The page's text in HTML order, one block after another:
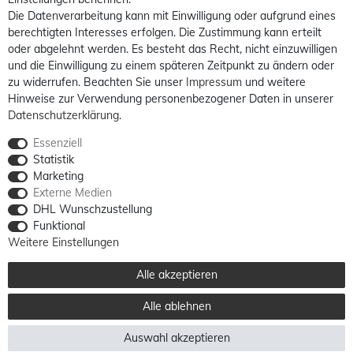
Alle Preise sind inkl. MwSt. / **Kostenloser Versand innerhalb Deutschlands möglich.
Versandkosten in andere Länder finden Siehier
Die Datenverarbeitung kann mit Einwilligung oder aufgrund eines
berechtigten Interesses erfolgen. Die Zustimmung kann erteilt
oder abgelehnt werden. Es besteht das Recht, nicht einzuwilligen
und die Einwilligung zu einem späteren Zeitpunkt zu ändern oder
zu widerrufen. Beachten Sie unser Impressum und weitere
Hinweise zur Verwendung personenbezogener Daten in unserer
Daten­schutz­erklärung.
Essenziell
Statistik
Marketing
Externe Medien
DHL Wunschzustellung
Funktional
Weitere Einstellungen
Alle akzeptieren
Alle ablehnen
Auswahl akzeptieren